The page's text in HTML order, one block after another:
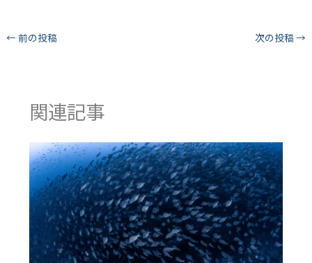
←前の投稿 次の投稿 →
関連記事